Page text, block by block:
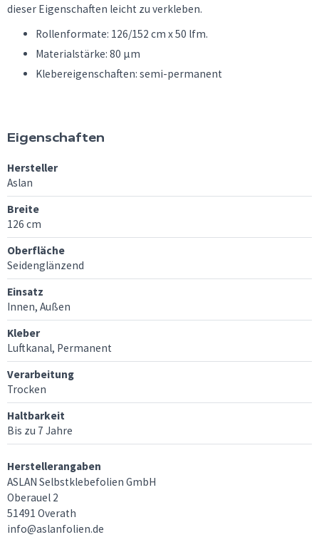
dieser Eigenschaften leicht zu verkleben.
Rollenformate: 126/152 cm x 50 lfm.
Materialstärke: 80 µm
Klebereigenschaften: semi-permanent
Eigenschaften
Hersteller
Aslan
Breite
126 cm
Oberfläche
Seidenglänzend
Einsatz
Innen, Außen
Kleber
Luftkanal, Permanent
Verarbeitung
Trocken
Haltbarkeit
Bis zu 7 Jahre
Herstellerangaben
ASLAN Selbstklebefolien GmbH
Oberauel 2
51491 Overath
info@aslanfolien.de